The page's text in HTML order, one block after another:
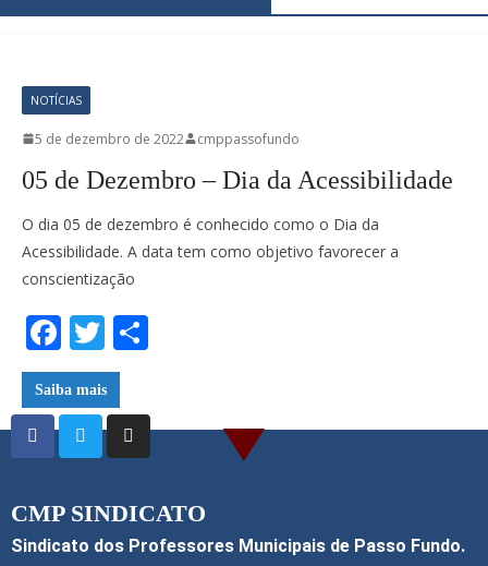
NOTÍCIAS
5 de dezembro de 2022 cmppassofundo
05 de Dezembro – Dia da Acessibilidade
O dia 05 de dezembro é conhecido como o Dia da
Acessibilidade. A data tem como objetivo favorecer a
conscientização
F
ac
e
b
o
o
k
T
w
itt
er
ar
e
Saiba mais
CMP SINDICATO
Sindicato dos Professores Municipais de Passo Fundo.